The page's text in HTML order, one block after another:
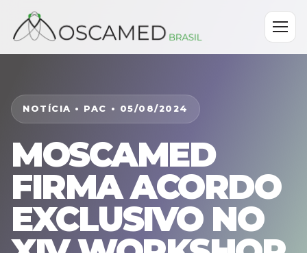
NOTÍCIA • PAC • 05/08/2024
MOSCAMED
FIRMA ACORDO
EXCLUSIVO NO